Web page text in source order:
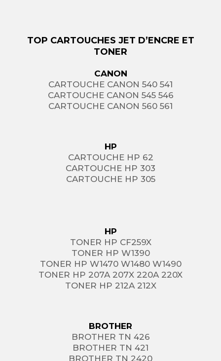
TOP CARTOUCHES JET D’ENCRE ET
TONER
CANON
CARTOUCHE CANON 540 541
CARTOUCHE CANON 545 546
CARTOUCHE CANON 560 561
HP
CARTOUCHE HP 62
CARTOUCHE HP 303
CARTOUCHE HP 305
HP
TONER HP CF259X
TONER HP W1390
TONER HP W1470 W1480 W1490
TONER HP 207A 207X 220A 220X
TONER HP 212A 212X
BROTHER
BROTHER TN 426
BROTHER TN 421
BROTHER TN 2420